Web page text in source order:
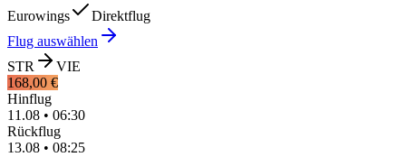
Eurowings
Direktflug
Flug auswählen
STR
VIE
168,00 €
Hinflug
11.08 • 06:30
Rückflug
13.08 • 08:25